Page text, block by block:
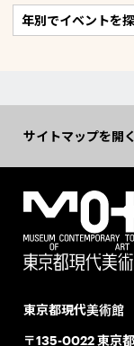
サイトマップを開く
東京都現代美術館
〒135-0022 東京